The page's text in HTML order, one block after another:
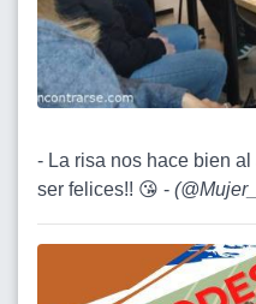
- La risa nos hace bien
ser felices!! 😘 - (